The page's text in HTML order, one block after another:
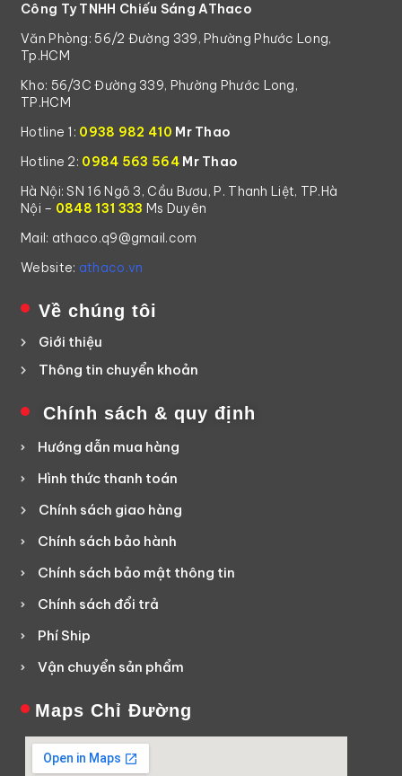
Công Ty TNHH Chiếu Sáng AThaco
Văn Phòng: 56/2 Đường 339, Phường Phước Long,
Tp.HCM
Kho: 56/3C Đường 339, Phường Phước Long,
TP.HCM
Hotline 1: 0938 982 410 Mr Thao
Hotline 2: 0984 563 564Mr Thao
Hà Nội: SN 16 Ngõ 3, Cầu Bươu, P. Thanh Liệt, TP.Hà
Nội – 0848 131 333 Ms Duyên
Mail: athaco.q9@gmail.com
Website: athaco.vn
Về chúng tôi
Giới thiệu
Thông tin chuyển khoản
Chính sách & quy định
Hướng dẫn mua hàng
Hình thức thanh toán
Chính sách giao hàng
Chính sách bảo hành
Chính sách bảo mật thông tin
Chính sách đổi trả
Phí Ship
Vận chuyển sản phẩm
Maps Chỉ Đường